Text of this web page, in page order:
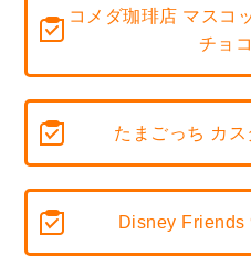
コメダ珈琲店 マスコ
チョ
たまごっち カ
Disney Friends